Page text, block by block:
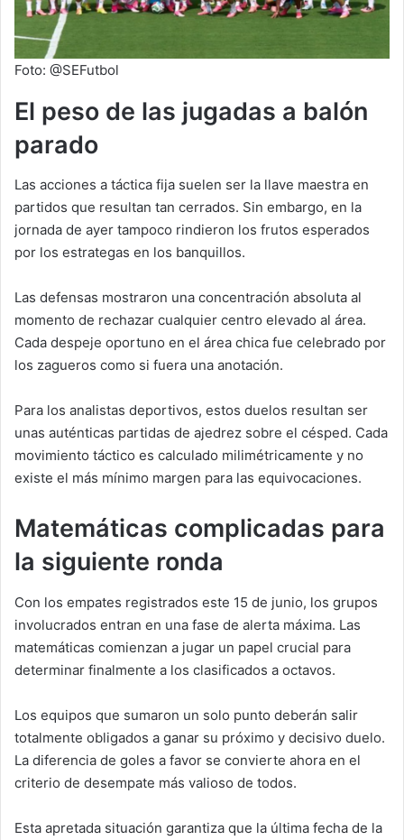
Foto: @SEFutbol
El peso de las jugadas a balón
parado
Las acciones a táctica fija suelen ser la llave maestra en
partidos que resultan tan cerrados. Sin embargo, en la
jornada de ayer tampoco rindieron los frutos esperados
por los estrategas en los banquillos.
Las defensas mostraron una concentración absoluta al
momento de rechazar cualquier centro elevado al área.
Cada despeje oportuno en el área chica fue celebrado por
los zagueros como si fuera una anotación.
Para los analistas deportivos, estos duelos resultan ser
unas auténticas partidas de ajedrez sobre el césped. Cada
movimiento táctico es calculado milimétricamente y no
existe el más mínimo margen para las equivocaciones.
Matemáticas complicadas para
la siguiente ronda
Con los empates registrados este 15 de junio, los grupos
involucrados entran en una fase de alerta máxima. Las
matemáticas comienzan a jugar un papel crucial para
determinar finalmente a los clasificados a octavos.
Los equipos que sumaron un solo punto deberán salir
totalmente obligados a ganar su próximo y decisivo duelo.
La diferencia de goles a favor se convierte ahora en el
criterio de desempate más valioso de todos.
Esta apretada situación garantiza que la última fecha de la